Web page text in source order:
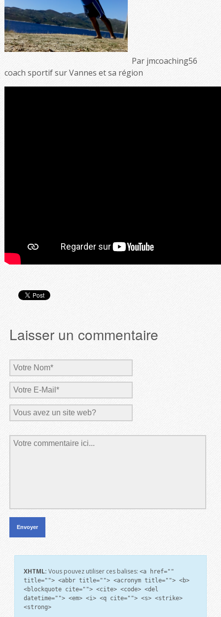
Par jmcoaching56
coach sportif sur Vannes et sa région
Laisser un commentaire
XHTML: Vous pouvez utiliser ces balises: <a href=""
title=""> <abbr title=""> <acronym title=""> <b>
<blockquote cite=""> <cite> <code> <del
datetime=""> <em> <i> <q cite=""> <s> <strike>
<strong>